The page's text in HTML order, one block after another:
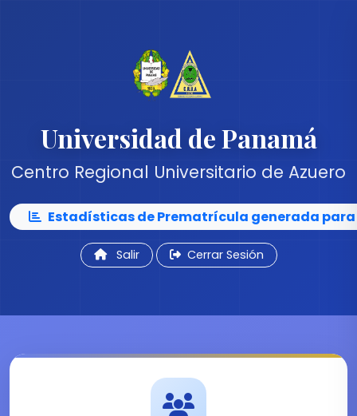
Universidad de Panamá
Centro Regional Universitario de Azuero
Estadísticas de Prematrícula generada para
Salir Cerrar Sesión